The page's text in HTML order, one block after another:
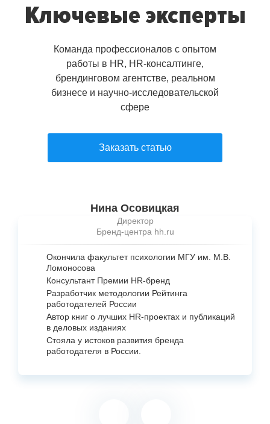
Ключевые эксперты
Команда профессионалов с опытом
работы в HR, HR-консалтинге,
брендинговом агентстве, реальном
бизнесе и научно-исследовательской
сфере
Заказать статью
Нина Осовицкая
Директор
Бренд-центра hh.ru
Окончила факультет психологии МГУ им. М.В.
Ломоносова
Консультант Премии HR-бренд
Разработчик методологии Рейтинга
работодателей России
Автор книг о лучших HR-проектах и публикаций
в деловых изданиях
Стояла у истоков развития бренда
работодателя в России.